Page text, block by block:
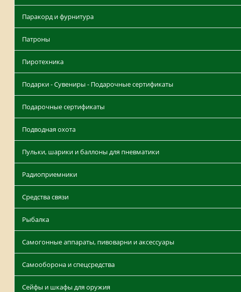
Паракорд и фурнитура
Патроны
Пиротехника
Подарки - Сувениры - Подарочные сертификаты
Подарочные сертификаты
Подводная охота
Пульки, шарики и баллоны для пневматики
Радиоприемники
Средства связи
Рыбалка
Самогонные аппараты, пивоварни и аксессуары
Самооборона и спецсредства
Сейфы и шкафы для оружия